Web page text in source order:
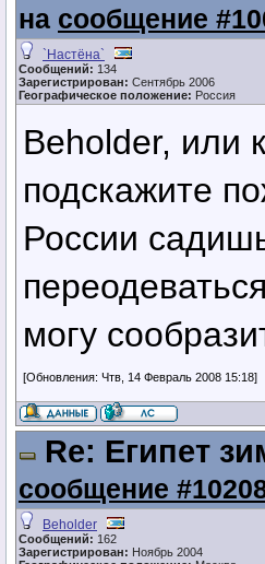
на сообщение
`Настёна`
Сообщений: 134
Зарегистрирован: Сентябрь 2006
Географическое положение: Россия
Beholder, или
подскажите
России
могу
[Обновления: Чтв, 14 Февраль 2008 15:18]
Re: Египет
сообщение
Beholder
Сообщений: 162
Зарегистрирован: Ноябрь 2004